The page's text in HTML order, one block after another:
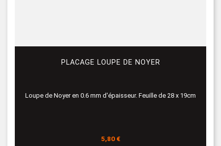
PLACAGE LOUPE DE NOYER
Loupe de Noyer en 0.6 mm d'épaisseur. Feuille de 28 x 19cm
Prix
5,80 €